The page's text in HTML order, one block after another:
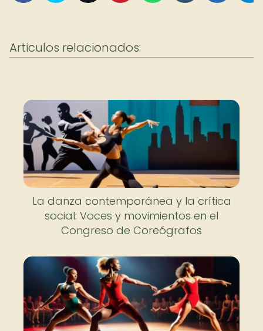
Articulos relacionados:
La danza contemporánea y la crítica
social: Voces y movimientos en el
Congreso de Coreógrafos